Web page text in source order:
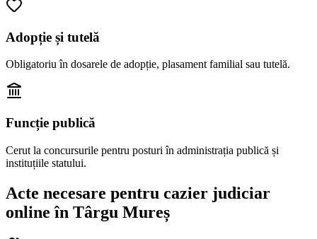
Adopție și tutelă
Obligatoriu în dosarele de adopție, plasament familial sau tutelă.
Funcție publică
Cerut la concursurile pentru posturi în administrația publică și
instituțiile statului.
Acte necesare pentru cazier judiciar
online în Târgu Mureș